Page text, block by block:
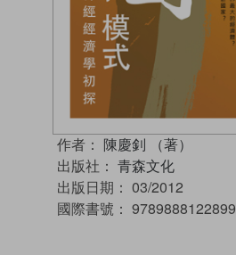
作者： 陳慶釗 （著）
出版社： 青森文化
出版日期： 03/2012
國際書號： 9789888122899